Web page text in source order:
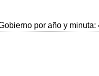
por año y minuta: